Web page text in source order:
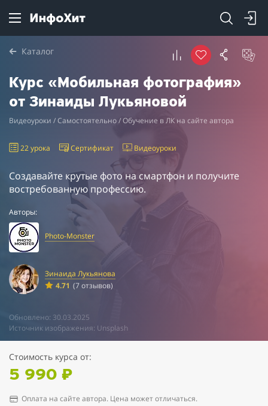
Каталог
Курс «Мобильная фотография»
от Зинаиды Лукьяновой
Видеоуроки / Самостоятельно / Обучение в ЛК на сайте автора
22 урока Сертификат Видеоуроки
Создавайте крутые фото на смартфон и получите
востребованную профессию.
Авторы:
Photo-Monster
Зинаида Лукьянова
4.71 (7 отзывов)
Обновлено: 30.03.2025
Источник изображения: Unsplash
Стоимость курса от:
5 990 ₽
Оплата на сайте автора. Цена может отличаться.